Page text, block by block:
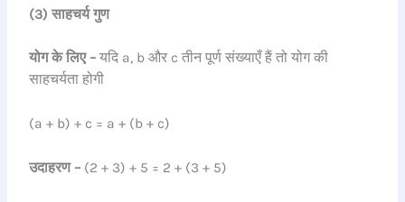
(3) साहचर्य गुण
योग के लिए – यदि a, b और c तीन पूर्ण संख्याएँ हैं तो योग की
साहचर्यता होगी
(a + b) + c = a + (b + c)
उदाहरण – (2 + 3) + 5 = 2 + (3 + 5)